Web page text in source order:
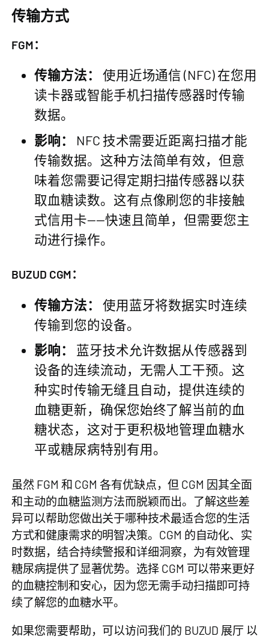
传输方式
FGM：
传输方法：
使用近场通信 (NFC) 在您用
读卡器或智能手机扫描传感器时传输
数据。
影响：
NFC 技术需要近距离扫描才能
传输数据。这种方法简单有效，但意
味着您需要记得定期扫描传感器以获
取血糖读数。这有点像刷您的非接触
式信用卡——快速且简单，但需要您主
动进行操作。
BUZUD CGM：
传输方法：
使用蓝牙将数据实时连续
传输到您的设备。
影响：
蓝牙技术允许数据从传感器到
设备的连续流动，无需人工干预。这
种实时传输无缝且自动，提供连续的
血糖更新，确保您始终了解当前的血
糖状态，这对于更积极地管理血糖水
平或糖尿病特别有用。
虽然 FGM 和 CGM 各有优缺点，但 CGM 因其全面
和主动的血糖监测方法而脱颖而出。了解这些差
异可以帮助您做出关于哪种技术最适合您的生活
方式和健康需求的明智决策。CGM 的自动化、实
时数据，结合持续警报和详细洞察，为有效管理
糖尿病提供了显著优势。选择 CGM 可以带来更好
的血糖控制和安心，因为您无需手动扫描即可持
续了解您的血糖水平。
如果您需要帮助，可以访问我们的 BUZUD 展厅 以